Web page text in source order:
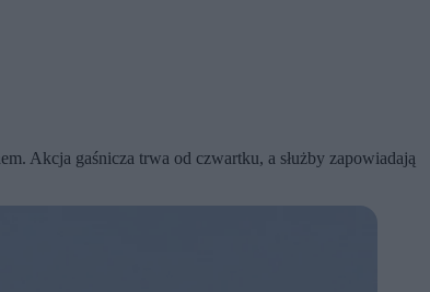
Akcja gaśnicza trwa od czwartku, a służby zapowiadają